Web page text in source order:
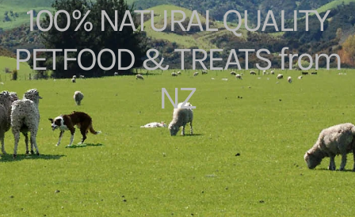
100% NATURAL QUALITY
PETFOOD & TREATS from
NZ